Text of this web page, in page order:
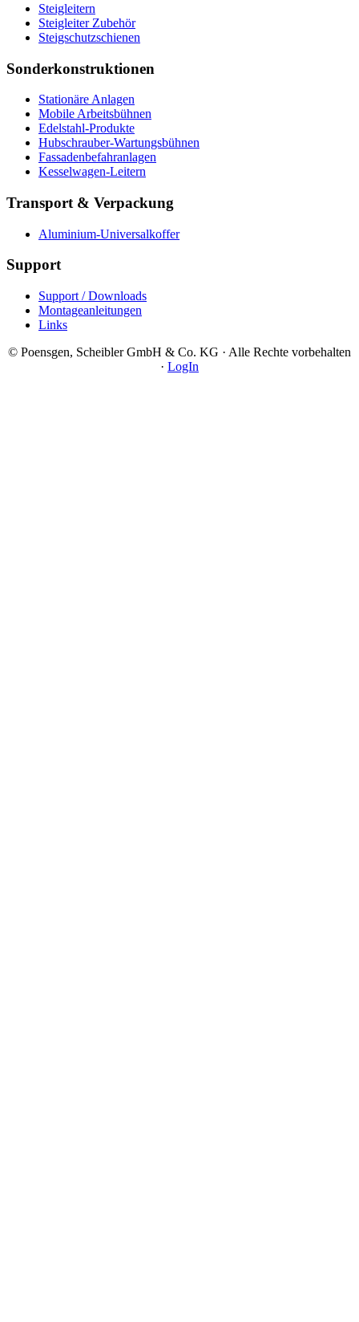
Steigleitern
Steigleiter Zubehör
Steigschutzschienen
Sonderkonstruktionen
Stationäre Anlagen
Mobile Arbeitsbühnen
Edelstahl-Produkte
Hubschrauber-Wartungsbühnen
Fassadenbefahranlagen
Kesselwagen-Leitern
Transport & Verpackung
Aluminium-Universalkoffer
Support
Support / Downloads
Montageanleitungen
Links
© Poensgen, Scheibler GmbH & Co. KG · Alle Rechte vorbehalten
· LogIn